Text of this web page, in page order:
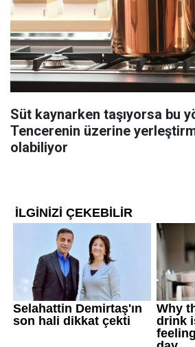
Süt kaynarken taşıyorsa bu
Tencerenin üzerine
olabiliyor